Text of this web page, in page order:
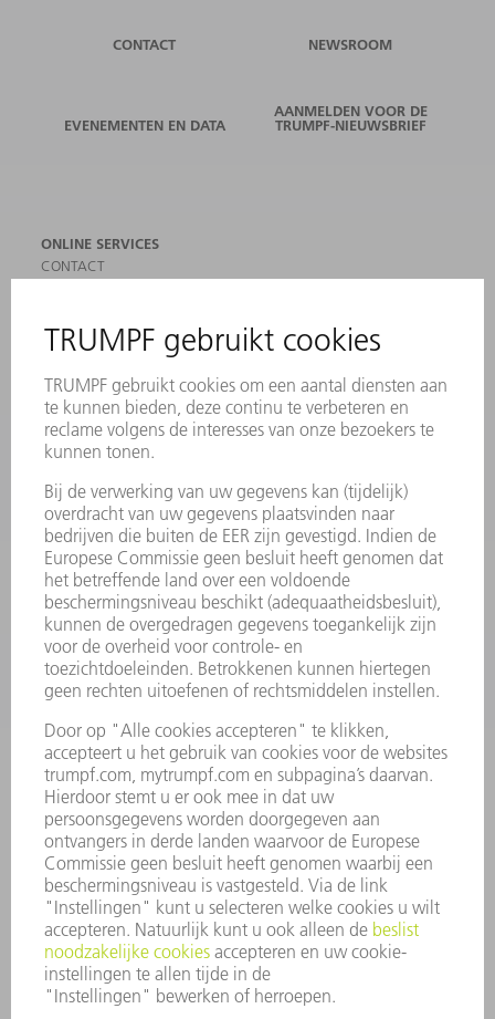
CONTACT NEWSROOM
EVENEMENTEN EN DATA
AANMELDEN VOOR DE
TRUMPF-NIEUWSBRIEF
ONLINE SERVICES
CONTACT
AANMELDEN VOOR NIEUWSBRIEF
MYTRUMPF
VEILIGHEIDSGEGEVENSBLADEN
PRODUCTEN
MACHINES & SYSTEMEN
LASER
ELEKTROGEREEDSCHAP
SMART FACTORY
SOFTWARE
SERVICES
TOEPASSINGEN
SECTOREN
ONDERNEMING
CARRIÈRE
VACATURES
BEDRIJFSPROFIEL
JAARVERSLAG
BEDRIJFSPRINCIPES
COMPLIANCE
KLOKKENLUIDERSYSTEEM
BEVEILIGING
PERSBERICHTEN
TIJDSCHRIFTEN
DUURZAAMHEID
MILIEU EN KLIMAAT
SAMENLEVING EN ONDERNEMING
BEDRIJFSVOERING